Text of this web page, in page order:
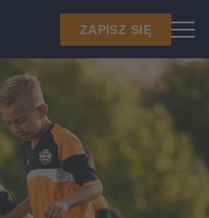
ZAPISZ SIĘ